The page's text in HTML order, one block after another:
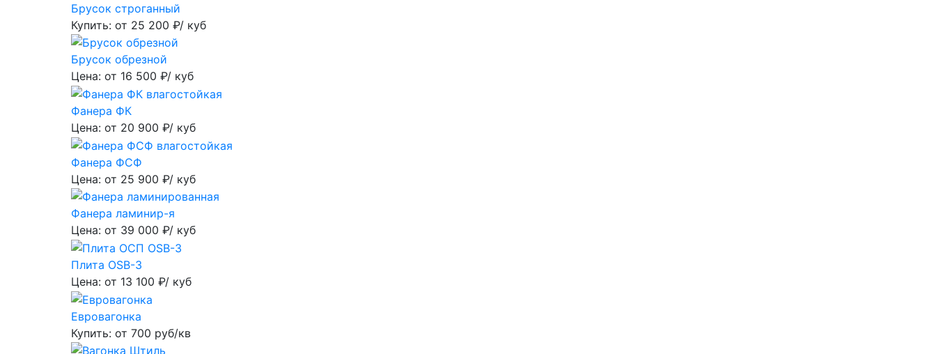
Брусок строганный
Купить: от 25 200 ₽/ куб
Брусок обрезной
Цена: от 16 500 ₽/ куб
Фанера ФК
Цена: от 20 900 ₽/ куб
Фанера ФСФ
Цена: от 25 900 ₽/ куб
Фанера ламинир-я
Цена: от 39 000 ₽/ куб
Плита OSB-3
Цена: от 13 100 ₽/ куб
Евровагонка
Купить: от 700 руб/кв